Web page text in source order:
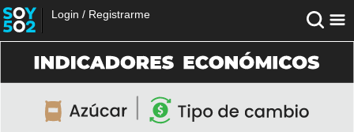
Login / Registrarme